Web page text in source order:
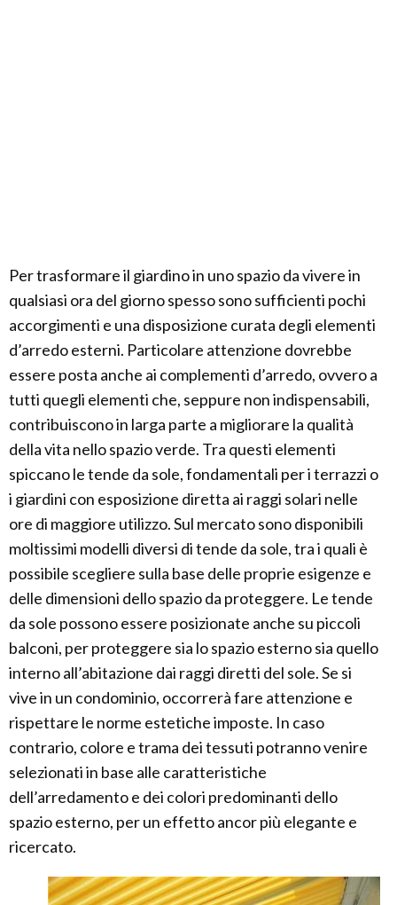
Per trasformare il giardino in uno spazio da vivere in
qualsiasi ora del giorno spesso sono sufficienti pochi
accorgimenti e una disposizione curata degli elementi
d’arredo esterni. Particolare attenzione dovrebbe
essere posta anche ai complementi d’arredo, ovvero a
tutti quegli elementi che, seppure non indispensabili,
contribuiscono in larga parte a migliorare la qualità
della vita nello spazio verde. Tra questi elementi
spiccano le tende da sole, fondamentali per i terrazzi o
i giardini con esposizione diretta ai raggi solari nelle
ore di maggiore utilizzo. Sul mercato sono disponibili
moltissimi modelli diversi di tende da sole, tra i quali è
possibile scegliere sulla base delle proprie esigenze e
delle dimensioni dello spazio da proteggere. Le tende
da sole possono essere posizionate anche su piccoli
balconi, per proteggere sia lo spazio esterno sia quello
interno all’abitazione dai raggi diretti del sole. Se si
vive in un condominio, occorrerà fare attenzione e
rispettare le norme estetiche imposte. In caso
contrario, colore e trama dei tessuti potranno venire
selezionati in base alle caratteristiche
dell’arredamento e dei colori predominanti dello
spazio esterno, per un effetto ancor più elegante e
ricercato.